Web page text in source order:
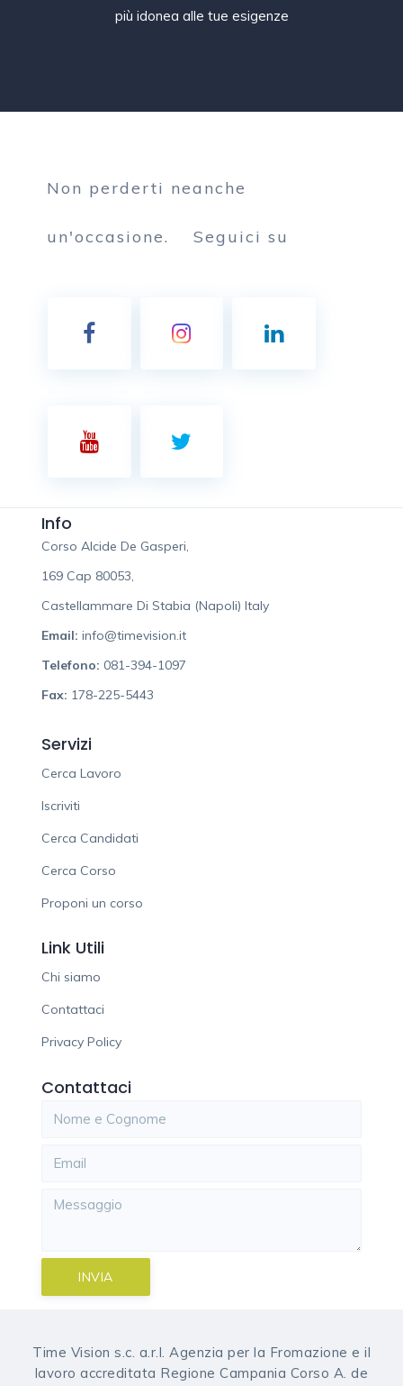
più idonea alle tue esigenze
Non perderti neanche
un'occasione. Seguici su
Info
Corso Alcide De Gasperi,
169 Cap 80053,
Castellammare Di Stabia (Napoli) Italy
Email: info@timevision.it
Telefono: 081-394-1097
Fax: 178-225-5443
Servizi
Cerca Lavoro
Iscriviti
Cerca Candidati
Cerca Corso
Proponi un corso
Link Utili
Chi siamo
Contattaci
Privacy Policy
Contattaci
INVIA
Time Vision s.c. a.r.l. Agenzia per la Fromazione e il
lavoro accreditata Regione Campania Corso A. de